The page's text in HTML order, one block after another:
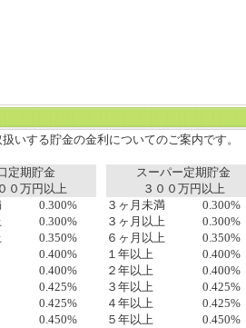
いする貯金の金利についてのご案内です。
定期貯金
０万円以上
スーパー定期貯金
３００万円以上
0.300% ３ヶ月未満
0.300%
0.300% ３ヶ月以上
0.300%
0.350% ６ヶ月以上
0.350%
0.400% １年以上
0.400%
0.400% ２年以上
0.400%
0.425% ３年以上
0.425%
0.425% ４年以上
0.425%
0.450% ５年以上
0.450%